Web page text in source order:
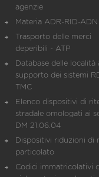
agenzie
Materia ADR-RID-ADN
Trasporto delle merci
deperibili - ATP
Database delle località
supporto dei sistemi
TMC
Elenco dispositivi di
stradale omologati ai
DM 21.06.04
Dispositivi riduzioni di
particolato
Codici immatricolativi